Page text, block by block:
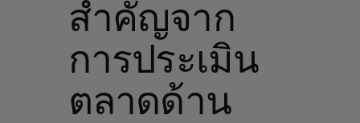
สำหรับผู้สร้างนวัตกรรม
ข่าวสารและแนวโน้ม
สำคัญจาก
การประเมิน
ตลาดด้าน